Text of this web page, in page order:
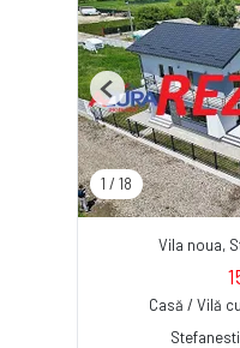
1 / 18
Previous
Vila noua,
Casă / Vilă
Stefanesti